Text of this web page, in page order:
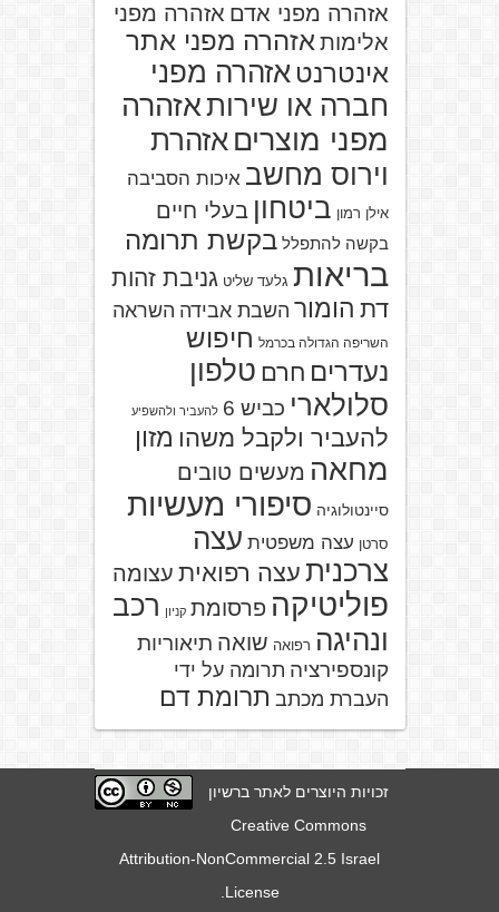
אזהרה מפני אדם אזהרה מפני
אלימות אזהרה מפני אתר
אינטרנט אזהרה מפני
חברה או שירותאזהרה
מפני מוצרים אזהרת
וירוס מחשב איכות הסביבה
אילן רמון ביטחון בעלי חיים
בקשה להתפלל בקשת תרומה
בריאות גלעד שליט גניבת זהות
דת הומור השבת אבידה השראה
השריפה הגדולה בכרמל חיפוש
נעדרים חרם טלפון
סלולארי כביש 6 להעביר ולהשפיע
להעביר ולקבל משהו מזון
מחאה מעשים טובים
סיינטולוגיה סיפורי מעשיות
סרטן עצה משפטית עצה
צרכנית עצה רפואית עצומה
פוליטיקה פרסומת קניון רכב
ונהיגה רפואה שואה תיאוריות
קונספירציה תרומה על ידי
העברת מכתב תרומת דם
זכויות היוצרים לאתר ברשיון
Creative Commons
Attribution-NonCommercial 2.5 Israel
License